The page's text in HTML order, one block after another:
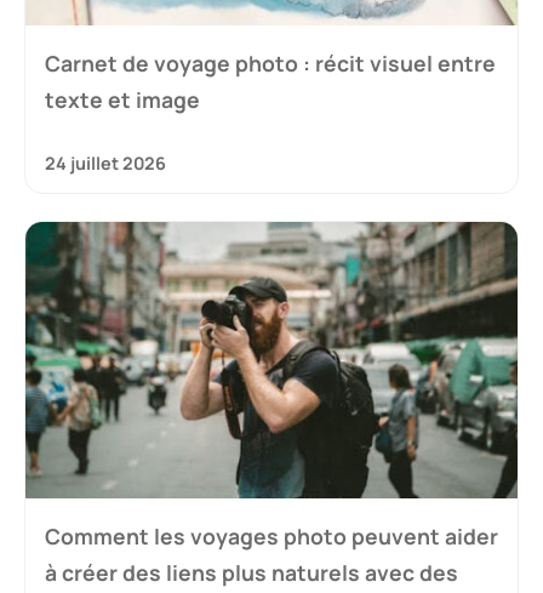
Carnet de voyage photo : récit visuel entre
texte et image
24 juillet 2026
Comment les voyages photo peuvent aider
à créer des liens plus naturels avec des